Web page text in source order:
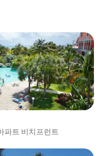
파트 비치프런트